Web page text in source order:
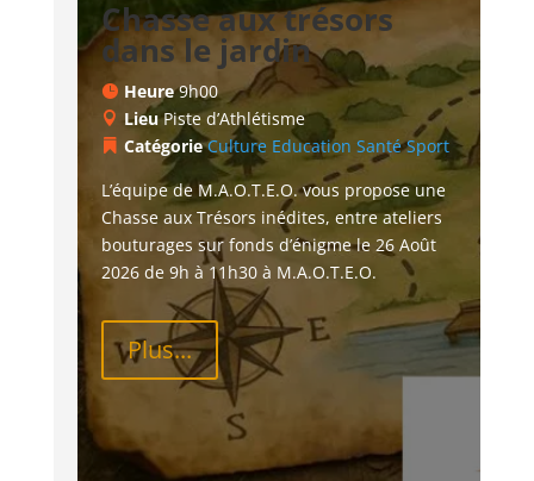
Chasse aux trésors
dans le jardin
Heure9h00
LieuPiste d’Athlétisme
CatégorieCulture Education Santé Sport
L’équipe de M.A.O.T.E.O. vous propose une
Chasse aux Trésors inédites, entre ateliers
bouturages sur fonds d’énigme le 26 Août
2026 de 9h à 11h30 à M.A.O.T.E.O.
Plus...